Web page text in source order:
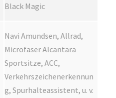
Black Magic
Navi Amundsen, Allrad,
Microfaser Alcantara
Sportsitze, ACC,
Verkehrszeichenerkennun
g, Spurhalteassistent, u. v.